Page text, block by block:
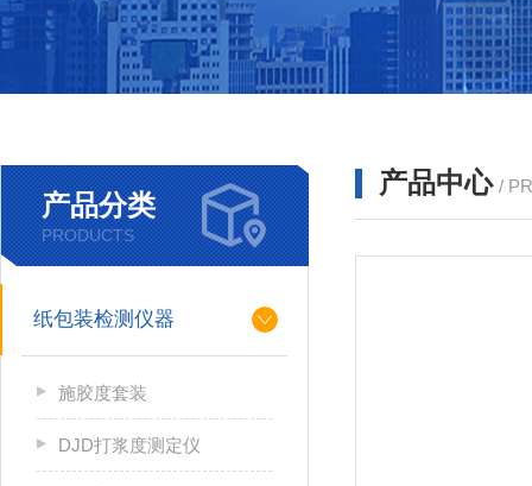
产品分类
PRODUCTS
纸包装检测仪器
施胶度套装
DJD打浆度测定仪
产品中心 /